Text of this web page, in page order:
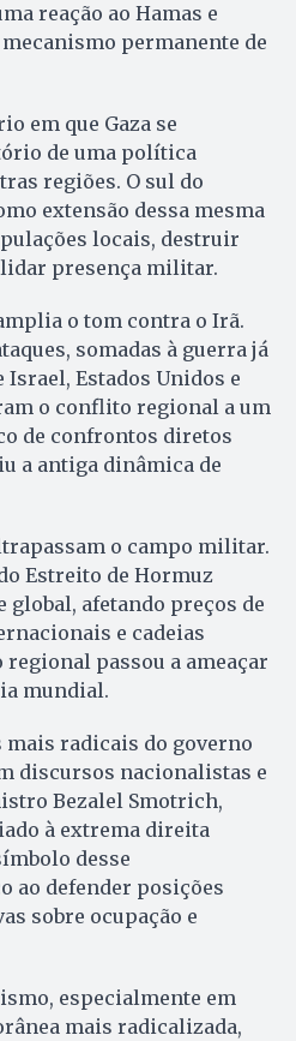
reação ao Hamas e
permanente de
em que Gaza se
de uma política
regiões. O sul do
extensão dessa mesma
locais, destruir
presença militar.
o tom contra o Irã.
somadas à guerra já
Estados Unidos e
o conflito regional a um
de confrontos diretos
a antiga dinâmica de
o campo militar.
Estreito de Hormuz
afetando preços de
e cadeias
passou a ameaçar
mundial.
mais radicais do governo
discursos nacionalistas e
Bezalel Smotrich,
à extrema direita
desse
ao defender posições
sobre ocupação e
especialmente em
mais radicalizada,